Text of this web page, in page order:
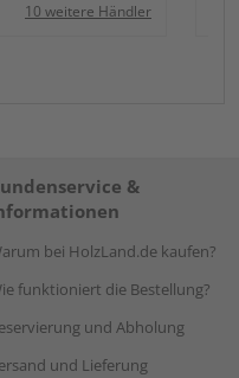
10 weitere Händler
&
bei HolzLand.de kaufen?
funktioniert die Bestellung?
und Abholung
und Lieferung